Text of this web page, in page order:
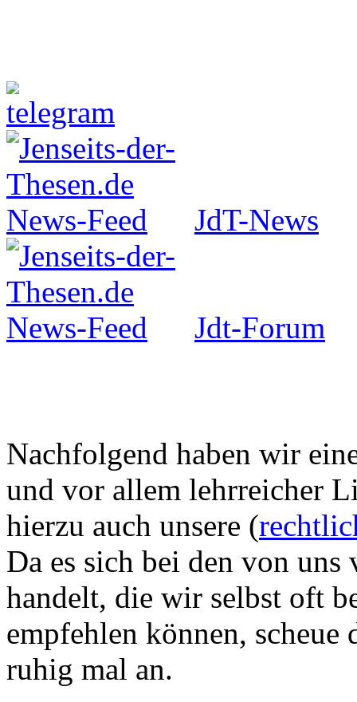
JdT-News
Jdt-Forum
Nachfolgend haben wir
und vor allem lehrreicher
hierzu auch unsere (
Da es sich bei den von
handelt, die wir selbst oft
empfehlen können,
ruhig mal an.